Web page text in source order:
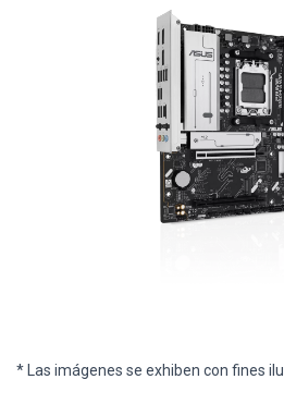
* Las imágenes se exhiben con fines